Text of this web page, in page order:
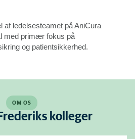
af ledelsesteamet på AniCura
med primær fokus på
og patientsikkerhed.
OM OS
kolleger